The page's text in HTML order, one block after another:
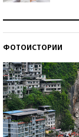
ФОТОИСТОРИИ